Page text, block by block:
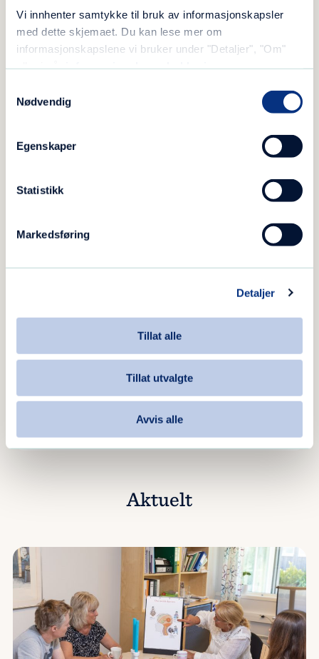
Vi innhenter samtykke til bruk av informasjonskapsler
med dette skjemaet. Du kan lese mer om
informasjonskapslene vi bruker under "Detaljer", "Om"
Nødvendig
Egenskaper
Statistikk
Markedsføring
Detaljer
Tillat alle
Tillat utvalgte
Avvis alle
Våre givere utgjør en enorm
forskjell for barnas sommer
Aktuelt